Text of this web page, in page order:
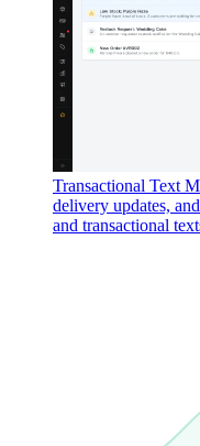
Transactional Text
delivery updates,
and transactional